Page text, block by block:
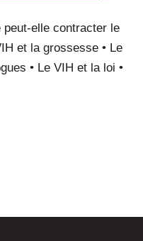
peut-elle contracter le
et la grossesse • Le
• Le VIH et la loi •